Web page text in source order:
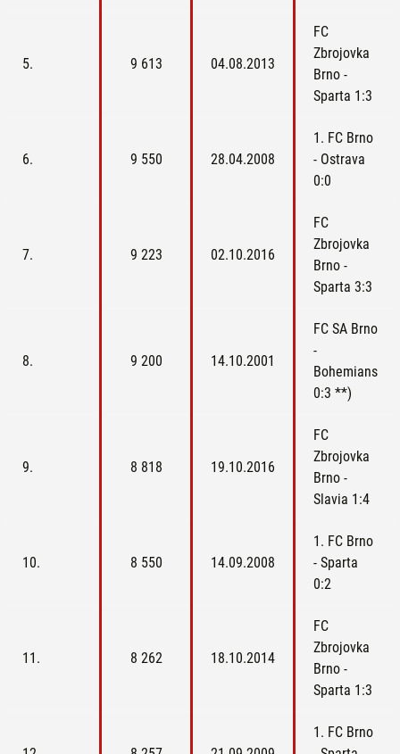
5. 9 613 04.08.2013
FC
Zbrojovka
Brno -
Sparta 1:3
6. 9 550 28.04.2008
1. FC Brno
- Ostrava
0:0
7. 9 223 02.10.2016
FC
Zbrojovka
Brno -
Sparta 3:3
8. 9 200 14.10.2001
FC SA Brno
-
Bohemians
0:3 **)
9. 8 818 19.10.2016
FC
Zbrojovka
Brno -
Slavia 1:4
10. 8 550 14.09.2008
1. FC Brno
- Sparta
0:2
11. 8 262 18.10.2014
FC
Zbrojovka
Brno -
Sparta 1:3
1. FC Brno